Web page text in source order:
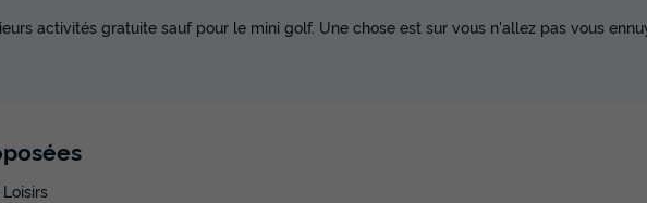
activités gratuite sauf pour le mini golf. Une chose est sur vous n'allez pas vous